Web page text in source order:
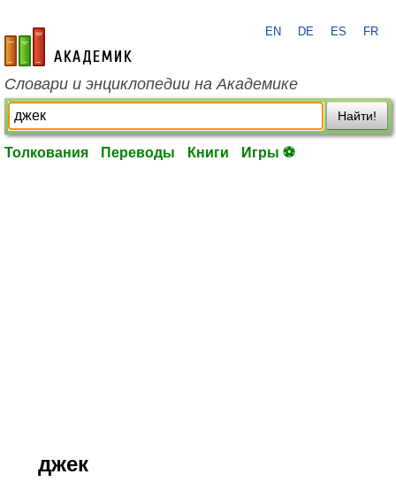
academic.ru
EN DE ES FR
Словари и энциклопедии на Академике
Найти!
Толкования Переводы Книги Игры ⚽
джек